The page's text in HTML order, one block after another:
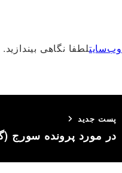
وب‌سایتلطفا نگاهی بیندازید.
پست جدید
در مورد پرونده